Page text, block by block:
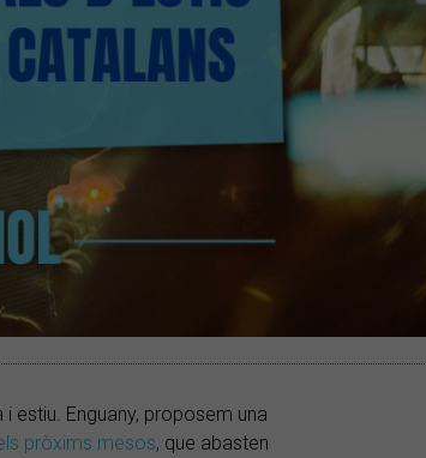
estiu. Enguany, proposem una
pròxims mesos, que abasten